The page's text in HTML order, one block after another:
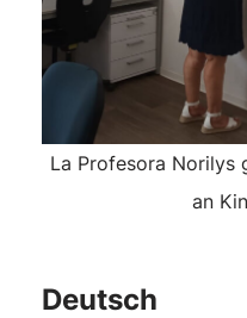
La Profesora Norilys
an
Deutsch